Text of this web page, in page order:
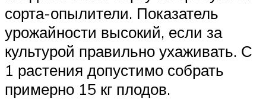
сорта-опылители. Показатель
урожайности высокий, если за
культурой правильно ухаживать. С
1 растения допустимо собрать
примерно 15 кг плодов.